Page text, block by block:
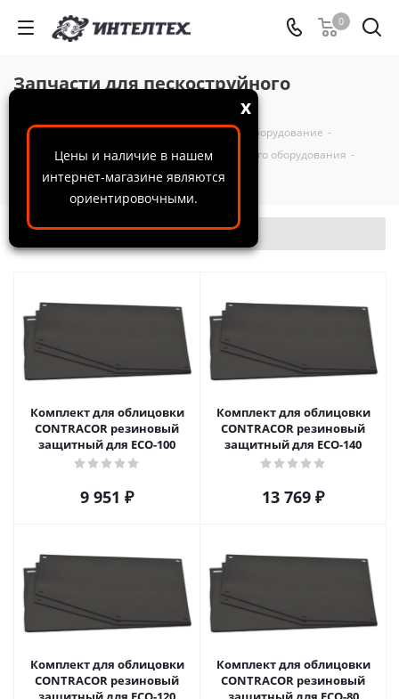
Цены и наличие в нашем
интернет-магазине являются
ориентировочными.
x
0
Запчасти для пескоструйного
ООО "ИнтелТех" - Каталог - Пескоструйное оборудование -
Комплектующие и запчасти для пескоструйного оборудования -
Запчасти для пескоструйного оборудования
Фильтр
Комплект для облицовки
CONTRACOR резиновый
защитный для ECO-100
9 951 ₽
Комплект для облицовки
CONTRACOR резиновый
защитный для ECO-140
13 769 ₽
Комплект для облицовки
CONTRACOR резиновый
Комплект для облицовки
CONTRACOR резиновый